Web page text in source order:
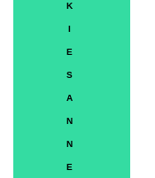
K
I
E
S
A
N
N
E